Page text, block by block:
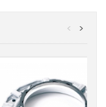
>
<